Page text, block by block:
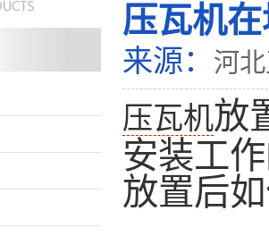
压瓦机
来源： 河
压瓦机放
安装工
放置后